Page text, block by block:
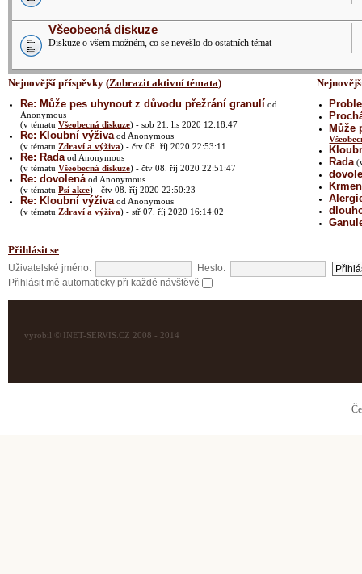
Všeobecná diskuze
Diskuze o všem možném, co se nevešlo do ostatních témat
Nejnovější příspěvky (Zobrazit aktivní témata)
Re: Může pes uhynout z důvodu přežrání granulí od
Anonymous
(v tématu Všeobecná diskuze) - sob 21. lis 2020 12:18:47
Re: Kloubní výživa od Anonymous
(v tématu Zdraví a výživa) - čtv 08. říj 2020 22:53:11
Re: Rada od Anonymous
(v tématu Všeobecná diskuze) - čtv 08. říj 2020 22:51:47
Re: dovolená od Anonymous
(v tématu Psí akce) - čtv 08. říj 2020 22:50:23
Re: Kloubní výživa od Anonymous
(v tématu Zdraví a výživa) - stř 07. říj 2020 16:14:02
Může
Rada
Přihlásit se
Uživatelské jméno:
Heslo:
Přihlásit mě automaticky při každé návštěvě
vyrobil © INET-SERVIS.CZ 2008 - 2014